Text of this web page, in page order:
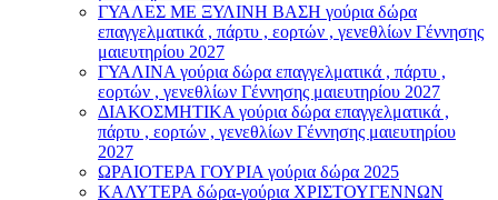
ΓΥΑΛΕΣ ΜΕ ΞΥΛΙΝΗ ΒΑΣΗ γούρια δώρα
επαγγελματικά , πάρτυ , εορτών , γενεθλίων Γέννησης
μαιευτηρίου 2027
ΓΥΑΛΙΝΑ γούρια δώρα επαγγελματικά , πάρτυ ,
εορτών , γενεθλίων Γέννησης μαιευτηρίου 2027
ΔΙΑΚΟΣΜΗΤΙΚΑ γούρια δώρα επαγγελματικά ,
πάρτυ , εορτών , γενεθλίων Γέννησης μαιευτηρίου
2027
ΩΡΑΙΟΤΕΡΑ ΓΟΥΡΙΑ γούρια δώρα 2025
ΚΑΛΥΤΕΡΑ δώρα-γούρια ΧΡΙΣΤΟΥΓΕΝΝΩΝ